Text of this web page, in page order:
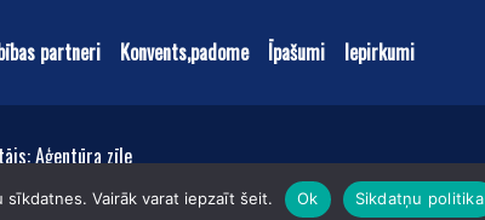
partneri Konvents,padome Īpašumi Iepirkumi
Aģentūra zīle
© 2019
Vairāk varat iepzaīt šeit. Ok Sikdatņu politika